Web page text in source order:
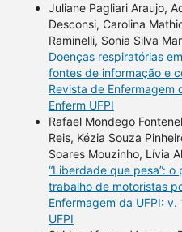
Juliane Pagliari Araujo,
Desconsi, Carolina
Raminelli, Sonia Silva
Doenças respiratórias
fontes de informação e
Revista de Enfermagem
Enferm UFPI
Rafael Mondego
Reis, Kézia Souza
Soares Mouzinho, Lívia
“Liberdade que pesa”:
trabalho de motoristas
Enfermagem da UFPI:
UFPI